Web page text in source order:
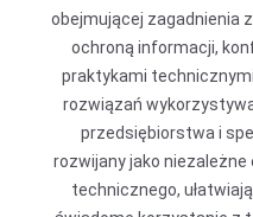
obejmującej zagadnienia
ochroną informacji,
praktykami
rozwiązań
przedsiębiorstwa i
rozwijany jako
technicznego,